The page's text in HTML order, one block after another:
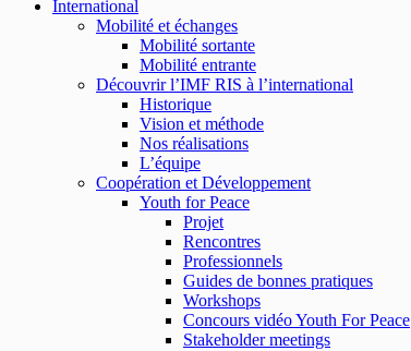
International
Mobilité et échanges
Mobilité sortante
Mobilité entrante
Découvrir l’IMF RIS à l’international
Historique
Vision et méthode
Nos réalisations
L’équipe
Coopération et Développement
Youth for Peace
Projet
Rencontres
Professionnels
Guides de bonnes pratiques
Workshops
Concours vidéo Youth For Peace
Stakeholder meetings